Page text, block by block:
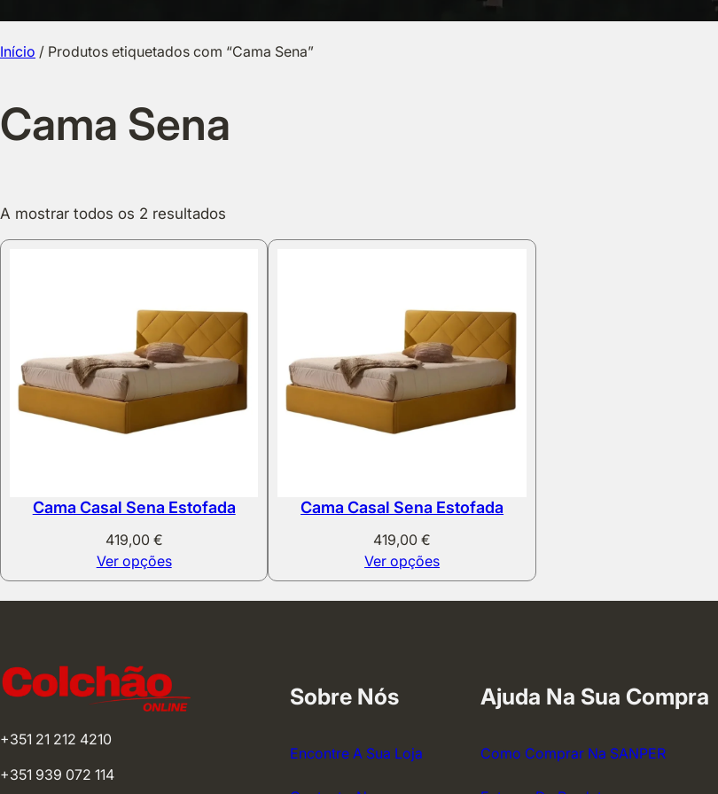
Início / Produtos etiquetados com “Cama Sena”
Cama Sena
A mostrar todos os 2 resultados
Cama Casal Sena Estofada
419,00 €
Ver opções
Cama Casal Sena Estofada
419,00€
Ver opções
+351 21 212 4210
+351 939 072 114
Sobre Nós
Encontre A Sua Loja
Ajuda Na Sua Compra
Como Comprar Na SANPER